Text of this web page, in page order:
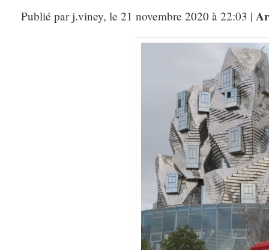
Publié par j.viney, le 21 novembre 2020 à 22:03 |